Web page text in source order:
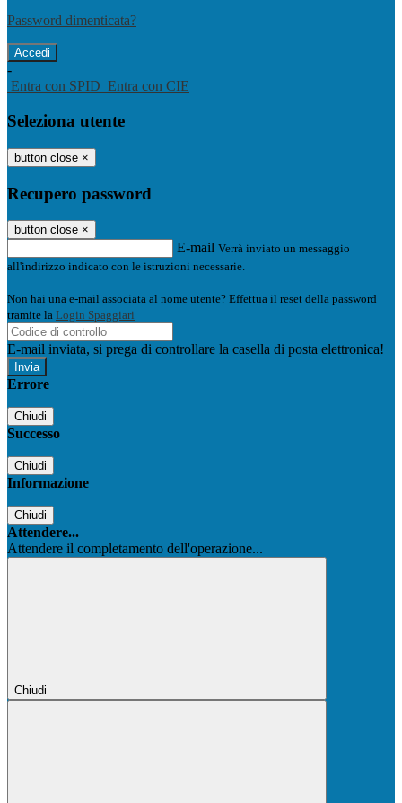
Password dimenticata?
-
Entra con SPID Entra con CIE
Seleziona utente
button close ×
Recupero password
button close ×
E-mail Verrà inviato un messaggio
all'indirizzo indicato con le istruzioni necessarie.
Non hai una e-mail associata al nome utente? Effettua il reset della password
tramite la Login Spaggiari
E-mail inviata, si prega di controllare la casella di posta elettronica!
Errore
Chiudi
Successo
Chiudi
Informazione
Chiudi
Attendere...
Attendere il completamento dell'operazione...
Chiudi